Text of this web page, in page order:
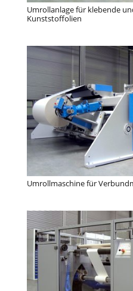
Umrollanlage für klebende
Kunststoffolien
Umrollmaschine für